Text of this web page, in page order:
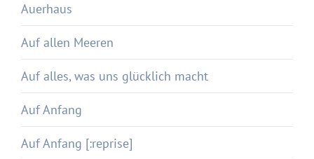
Auerhaus
Auf allen Meeren
Auf alles, was uns glücklich macht
Auf Anfang
Auf Anfang [:reprise]